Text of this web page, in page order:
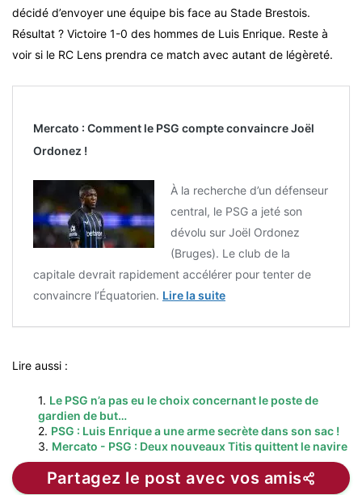
décidé d’envoyer une équipe bis face au Stade Brestois.
Résultat ? Victoire 1-0 des hommes de Luis Enrique. Reste à
voir si le RC Lens prendra ce match avec autant de légèreté.
Mercato : Comment le PSG compte convaincre Joël
Ordonez !
À la recherche d’un défenseur
central, le PSG a jeté son
dévolu sur Joël Ordonez
(Bruges). Le club de la
capitale devrait rapidement accélérer pour tenter de
convaincre l’Équatorien. Lire la suite
Lire aussi :
1. Le PSG n’a pas eu le choix concernant le poste de
gardien de but…
2. PSG : Luis Enrique a une arme secrète dans son sac !
3. Mercato - PSG : Deux nouveaux Titis quittent le navire
Partagez le post avec vos amis